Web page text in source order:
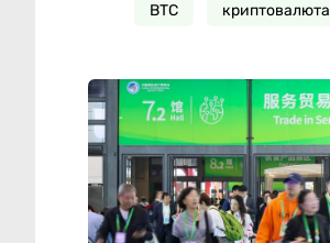
BTC криптовалюта